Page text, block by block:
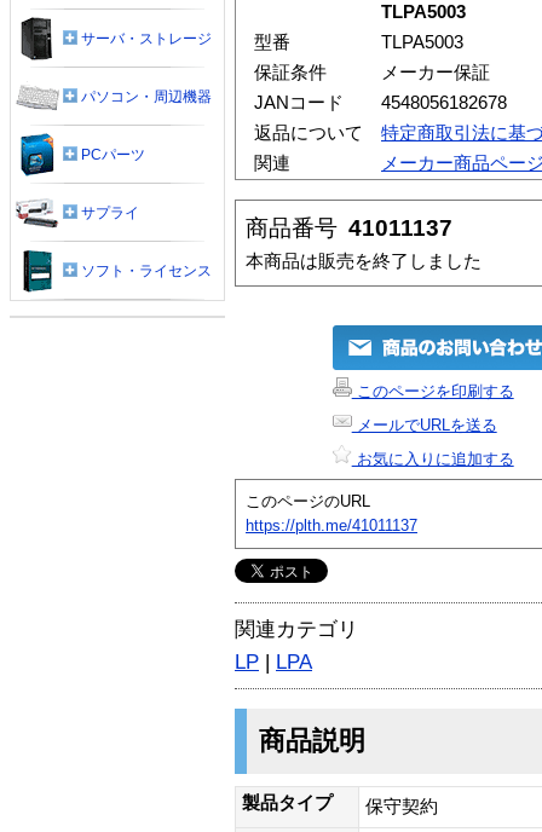
TLPA5003
型番
TLPA5003
保証条件
メーカー保証
JANコード
4548056182678
返品について
特定商取引法に基
関連
メーカー商品ペー
商品番号 41011137
本商品は販売を終了しました
このページを印刷する
メールでURLを送る
お気に入りに追加する
このページのURL
https://plth.me/41011137
関連カテゴリ
LP | LPA
商品説明
製品タイプ
保守契約
サーバ・ストレージ
パソコン・周辺機器
PCパーツ
サプライ
ソフト・ライセンス